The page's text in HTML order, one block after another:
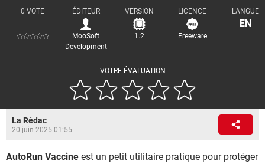
VOTRE ÉVALUATION
0 VOTE ÉDITEUR
MooSoft
Development
VERSION
1.2
LICENCE
Freeware
LANGUE
EN
La Rédac
20 juin 2025 01:55
AutoRun Vaccine est un petit utilitaire pratique pour protéger